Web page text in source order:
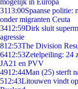
mogelijk in Europa
3113:00Spaanse politie:
onder migranten Ceuta
3412:59Dirk sluit
agressie
812:53The Division
6412:53Zetelpeiling: 24
JA21 en PVV
4912:44Man (25) sterft
512:43Litouwen vindt